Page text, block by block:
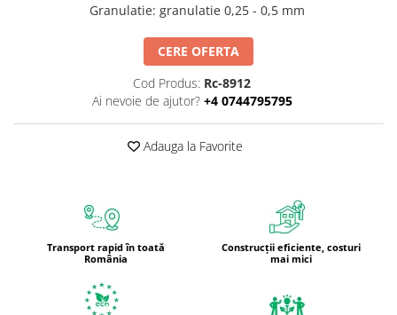
Agro & zootehnie
Fatada ventilata
Granulatie: granulatie 0,25 - 0,5 mm
CERE OFERTA
Cod Produs: Rc-8912
Ai nevoie de ajutor? +4 0744795795
Adauga la Favorite
Transport rapid în toată
România
Construcții eficiente, costuri
mai mici